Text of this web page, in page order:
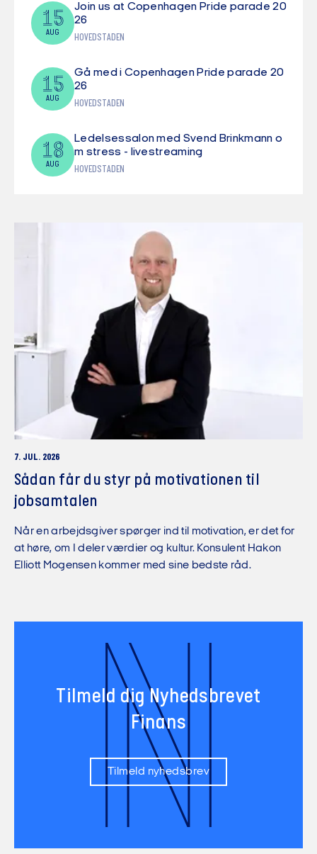
15
AUG
Join us at Copenhagen Pride parade 20
26
HOVEDSTADEN
15
AUG
Gå med i Copenhagen Pride parade 20
26
HOVEDSTADEN
18
AUG
Ledelsessalon med Svend Brinkmann o
m stress - livestreaming
HOVEDSTADEN
7. JUL. 2026
Sådan får du styr på motivationen til
jobsamtalen
Når en arbejdsgiver spørger ind til motivation, er det for
at høre, om I deler værdier og kultur. Konsulent Hakon
Elliott Mogensen kommer med sine bedste råd.
N
Tilmeld dig Nyhedsbrevet
Finans
Tilmeld nyhedsbrev